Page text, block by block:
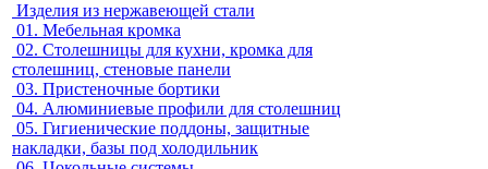
Изделия из нержавеющей стали
01. Мебельная кромка
02. Столешницы для кухни, кромка для
столешниц, стеновые панели
03. Пристеночные бортики
04. Алюминиевые профили для столешниц
05. Гигиенические поддоны, защитные
накладки, базы под холодильник